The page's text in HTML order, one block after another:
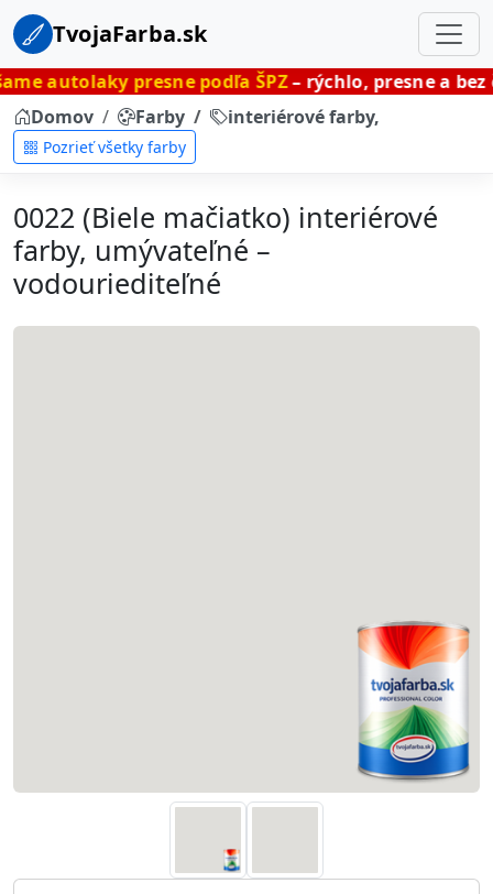
TvojaFarba.sk
presne podľa ŠPZ– rýchlo, presne a bez čakania.
Domov
Farby interiérové farby,
Pozrieť všetky farby
0022 (Biele mačiatko) interiérové
farby, umývateľné –
vodouriediteľné